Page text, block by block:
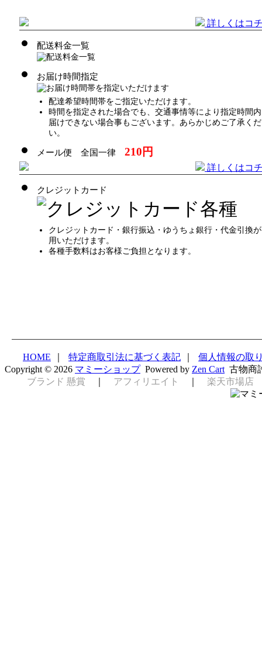
詳しくはコ
配送料金一覧
お届け時間指定
配達希望時間帯をご指定いただけます。
時間を指定された場合でも、交通事情等により指定時間
届けできない場合事もございます。あらかじめご了承く
い。
メール便 全国一律 210円
詳しくはコ
クレジットカード
クレジットカード・銀行振込・ゆうちょ銀行・代金引換
用いただけます。
各種手数料はお客様ご負担となります。
HOME 特定商取引法に基づく表記
個人情報の取
Copyright © 2026 マミーショップPowered by Zen Cart 古物
ブランド 懸賞
アフィリエイト 楽天市場店